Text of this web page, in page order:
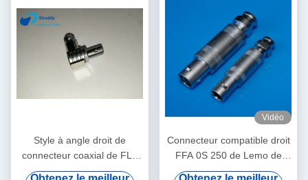
Style à angle droit de
connecteur coaxial de FLA
1S Lemo pour la mesure
Vidéo
Connecteur compatible droit
FFA 0S 250 de Lemo de
câble coaxial de liaison de